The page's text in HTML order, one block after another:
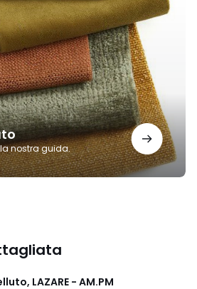
la nostra guida.
LAZARE - AM.PM